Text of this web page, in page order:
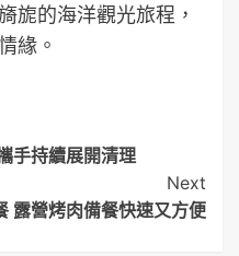
旎的海洋觀光旅程，
緣。
手持續展開清理
Next
露營烤肉備餐快速又方便